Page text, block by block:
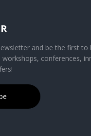
and be the first to
conferences,